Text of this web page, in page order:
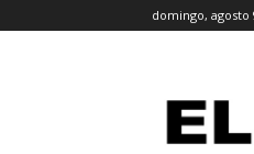
domingo, agosto